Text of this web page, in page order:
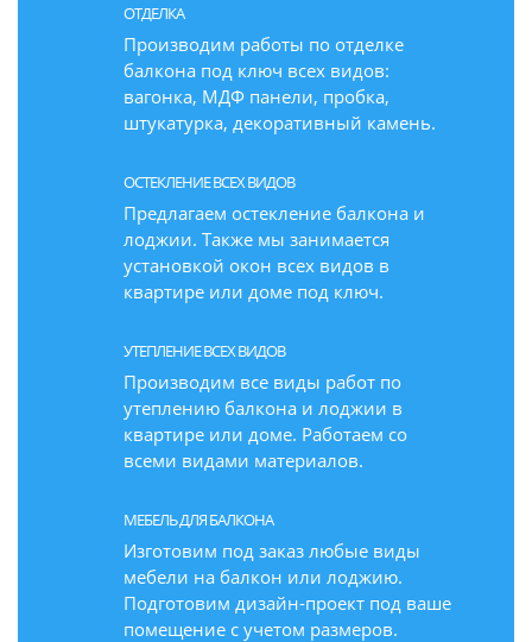
ОТДЕЛКА
Производим работы по отделке
балкона под ключ всех видов:
вагонка, МДФ панели, пробка,
штукатурка, декоративный камень.
ОСТЕКЛЕНИЕ ВСЕХ ВИДОВ
Предлагаем остекление балкона и
лоджии. Также мы занимается
установкой окон всех видов в
квартире или доме под ключ.
УТЕПЛЕНИЕ ВСЕХ ВИДОВ
Производим все виды работ по
утеплению балкона и лоджии в
квартире или доме. Работаем со
всеми видами материалов.
МЕБЕЛЬ ДЛЯ БАЛКОНА
Изготовим под заказ любые виды
мебели на балкон или лоджию.
Подготовим дизайн-проект под ваше
помещение с учетом размеров.